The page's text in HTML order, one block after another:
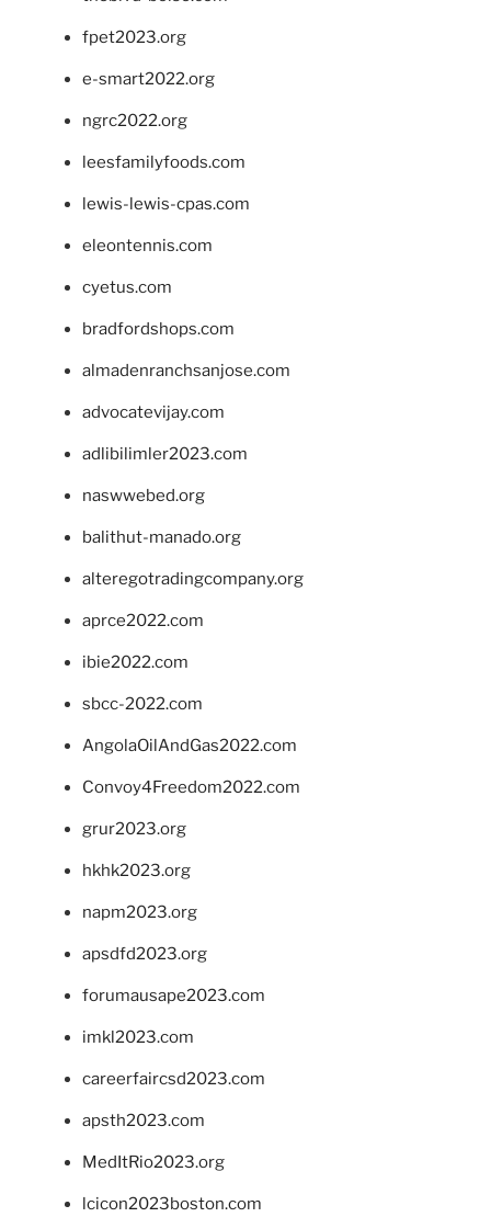
fpet2023.org
e-smart2022.org
ngrc2022.org
leesfamilyfoods.com
lewis-lewis-cpas.com
eleontennis.com
cyetus.com
bradfordshops.com
almadenranchsanjose.com
advocatevijay.com
adlibilimler2023.com
naswwebed.org
balithut-manado.org
alteregotradingcompany.org
aprce2022.com
ibie2022.com
sbcc-2022.com
AngolaOilAndGas2022.com
Convoy4Freedom2022.com
grur2023.org
hkhk2023.org
napm2023.org
apsdfd2023.org
forumausape2023.com
imkl2023.com
careerfaircsd2023.com
apsth2023.com
MedItRio2023.org
lcicon2023boston.com